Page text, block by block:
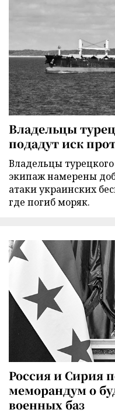
Владельцы
подадут иск
Владельцы турецкого
экипаж намерены
атаки украинских
где погиб моряк.
Россия и Сирия
меморандум о
военных баз